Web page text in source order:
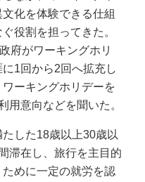
化を体験できる仕組
役割を担ってきた。
府がワーキングホリ
1回から2回へ拡充し
ーキングホリデーを
用意向などを聞いた。
した18歳以上30歳以
滞在し、旅行を主目的
めに一定の就労を認